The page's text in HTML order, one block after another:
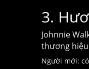
3.
Johnnie
thương
Người mới: